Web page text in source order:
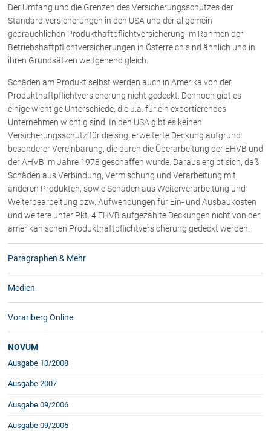
Der Umfang und die Grenzen des Versicherungsschutzes der
Standard-versicherungen in den USA und der allgemein
gebräuchlichen Produkthaftpflichtversicherung im Rahmen der
Betriebshaftpflichtversicherungen in Österreich sind ähnlich und in
ihren Grundsätzen weitgehend gleich.
Schäden am Produkt selbst werden auch in Amerika von der
Produkthaftpflichtversicherung nicht gedeckt. Dennoch gibt es
einige wichtige Unterschiede, die u.a. für ein exportierendes
Unternehmen wichtig sind. In den USA gibt es keinen
Versicherungsschutz für die sog. erweiterte Deckung aufgrund
besonderer Vereinbarung, die durch die Überarbeitung der EHVB und
der AHVB im Jahre 1978 geschaffen wurde. Daraus ergibt sich, daß
Schäden aus Verbindung, Vermischung und Verarbeitung mit
anderen Produkten, sowie Schäden aus Weiterverarbeitung und
Weiterbearbeitung bzw. Aufwendungen für Ein- und Ausbaukosten
und weitere unter Pkt. 4 EHVB aufgezählte Deckungen nicht von der
amerikanischen Produkthaftpflichtversicherung gedeckt werden.
Paragraphen & Mehr
Medien
Vorarlberg Online
NOVUM
Ausgabe 10/2008
Ausgabe 2007
Ausgabe 09/2006
Ausgabe 09/2005